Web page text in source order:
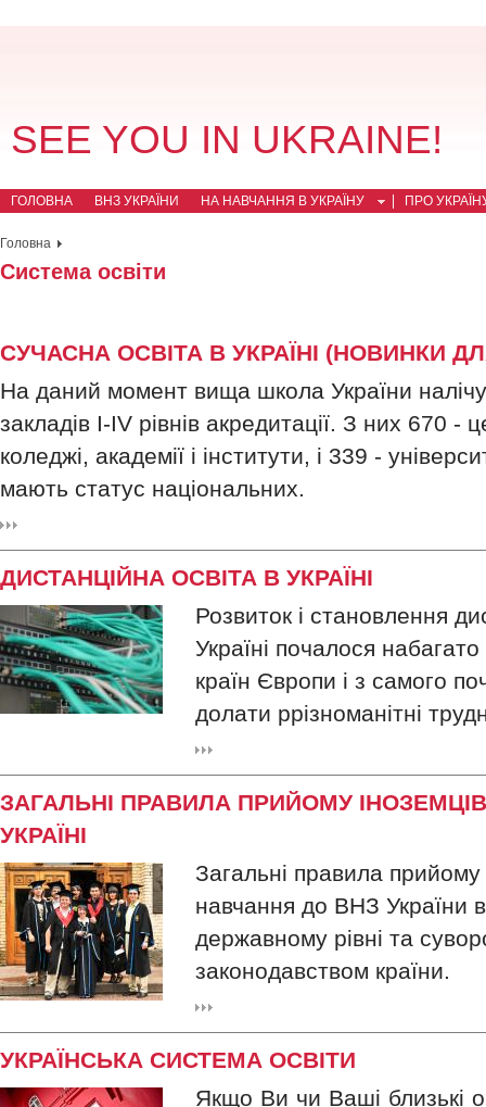
SEE YOU IN UKRAINE!
ГОЛОВНА ВНЗ УКРАЇНИ НА НАВЧАННЯ В УКРАЇНУ ПРО
Головна
Система освіти
СУЧАСНА ОСВІТА В УКРАЇНІ (НОВИНКИ
На даний момент вища школа України
закладів I-IV рівнів акредитації. З них 670 -
коледжі, академії і інститути, і 339 -
мають статус національних.
ДИСТАНЦІЙНА ОСВІТА В УКРАЇНІ
Розвиток і становлення
Україні почалося
країн Європи і з самого
долати ррізноманітні
ЗАГАЛЬНІ ПРАВИЛА ПРИЙОМУ
УКРАЇНІ
Загальні правила прийому
навчання до ВНЗ України
державному рівні та
законодавством країни.
УКРАЇНСЬКА СИСТЕМА ОСВІТИ
Якщо Ви чи Ваші близькі